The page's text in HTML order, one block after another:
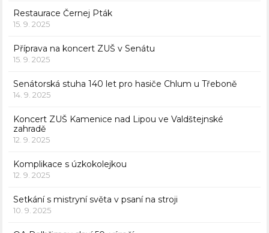
Restaurace Černej Pták
15. 9. 2025
Příprava na koncert ZUŠ v Senátu
15. 9. 2025
Senátorská stuha 140 let pro hasiče Chlum u Třeboně
14. 9. 2025
Koncert ZUŠ Kamenice nad Lipou ve Valdštejnské
zahradě
12. 9. 2025
Komplikace s úzkokolejkou
12. 9. 2025
Setkání s mistryní světa v psaní na stroji
10. 9. 2025